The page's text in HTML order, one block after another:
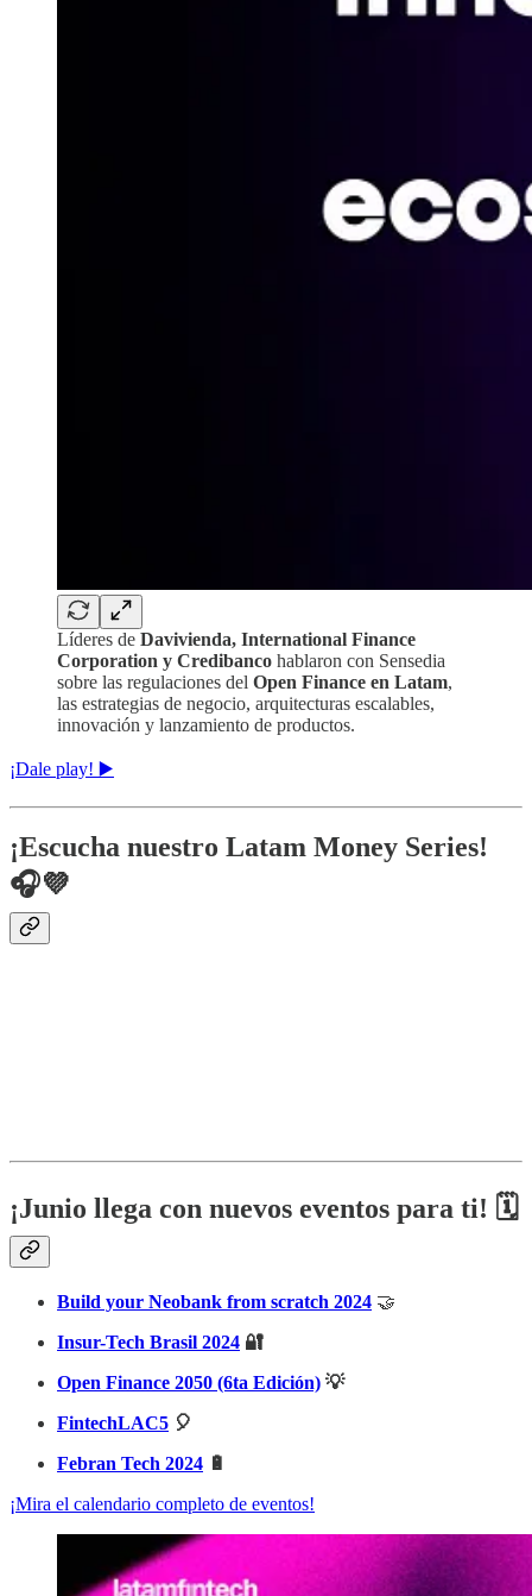
Líderes de Davivienda, International Finance
Corporation y Credibanco hablaron con Sensedia
sobre las regulaciones del Open Finance en Latam,
las estrategias de negocio, arquitecturas escalables,
innovación y lanzamiento de productos.
¡Dale play! ▶️
¡Escucha nuestro Latam Money Series!
🎧💜
¡Junio llega con nuevos eventos para ti! 🗓️
Build your Neobank from scratch 2024 🤝
Insur-Tech Brasil 2024 🔐
Open Finance 2050 (6ta Edición) 💡
FintechLAC5 🎈
Febran Tech 2024 🔋
¡Mira el calendario completo de eventos!